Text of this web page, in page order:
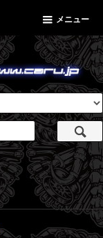
メニュー